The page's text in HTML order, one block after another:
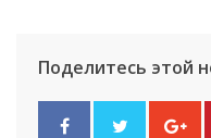
Поделитесь этой